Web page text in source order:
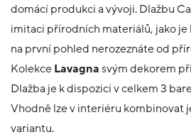
domácí produkci a vývoji. Dlažbu
imitaci přírodních materiálů, jako je
na první pohled nerozeznáte od
KolekceLavagnasvým dekorem
Dlažba je k dispozici v celkem 3
Vhodně lze v interiéru kombinovat
variantu.